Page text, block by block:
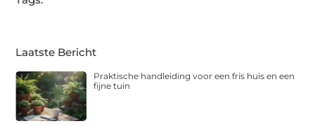
Laatste Bericht
Praktische handleiding voor een fris huis en een
fijne tuin